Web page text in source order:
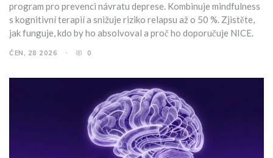
program pro prevenci návratu deprese. Kombinuje mindfulness
s kognitivní terapií a snižuje riziko relapsu až o 50 %. Zjistěte,
jak funguje, kdo by ho absolvoval a proč ho doporučuje NICE.
ČEN, 28 2026 0